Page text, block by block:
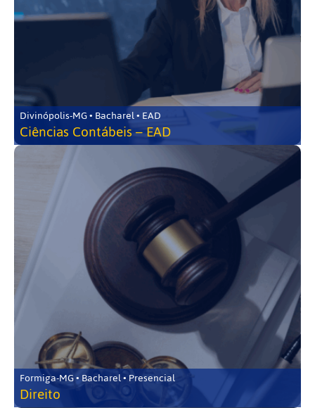
Divinópolis-MG • Bacharel • EAD
Ciências Contábeis – EAD
Formiga-MG • Bacharel • Presencial
Direito